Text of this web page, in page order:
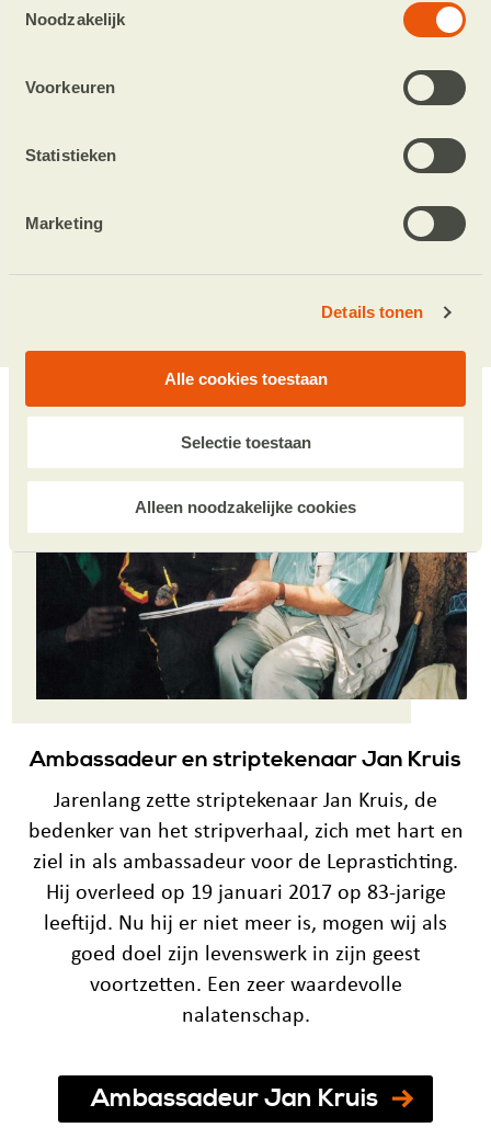
Noodzakelijk
Voorkeuren
Statistieken
Marketing
Details tonen
Alle cookies toestaan
Selectie toestaan
Alleen noodzakelijke cookies
€ 10
2 haakpatronen: de Rode Kater en Teckel Lotje
4 haakpatronen: de Rode Kater, Teckel Lotje,
Volgende stap
Ambassadeur en striptekenaar Jan Kruis
Jarenlang zette striptekenaar Jan Kruis, de
bedenker van het stripverhaal, zich met hart en
ziel in als ambassadeur voor de Leprastichting.
Hij overleed op 19 januari 2017 op 83-jarige
leeftijd. Nu hij er niet meer is, mogen wij als
goed doel zijn levenswerk in zijn geest
voortzetten. Een zeer waardevolle
nalatenschap.
Ambassadeur Jan Kruis